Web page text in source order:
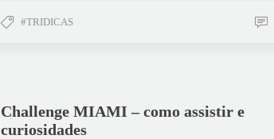
#TRIDICAS
Challenge MIAMI – como assistir e
curiosidades